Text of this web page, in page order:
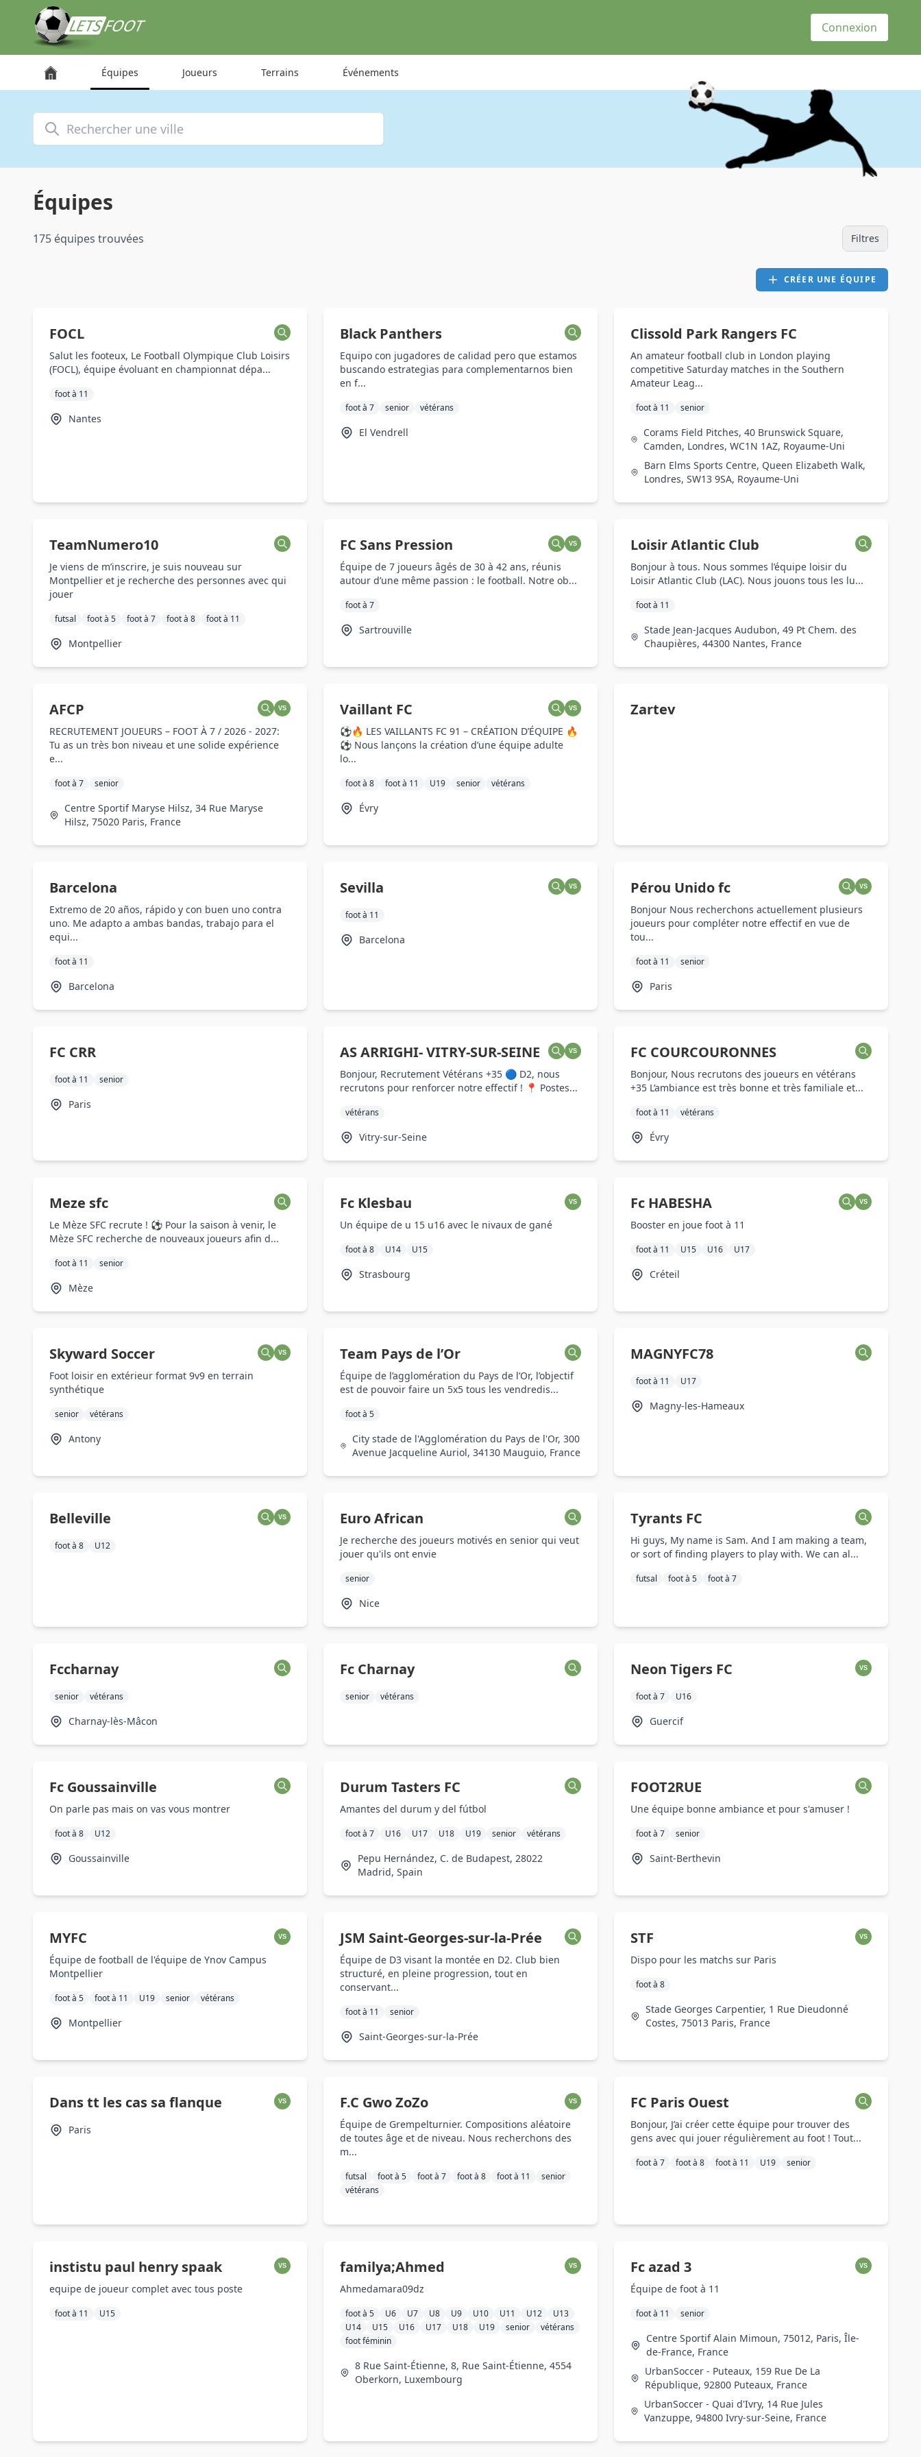
Connexion
Équipes Joueurs Terrains Événements
Rechercher une ville
Équipes
175 équipes trouvées Filtres
CRÉER UNE ÉQUIPE
FOCL
Salut les footeux, Le Football Olympique Club Loisirs
(FOCL), équipe évoluant en championnat dépa...
foot à 11
Nantes
Black Panthers
Equipo con jugadores de calidad pero que estamos
buscando estrategias para complementarnos bien
en f...
foot à 7 senior vétérans
El Vendrell
Clissold Park Rangers FC
An amateur football club in London playing
competitive Saturday matches in the Southern
Amateur Leag...
foot à 11 senior
Corams Field Pitches, 40 Brunswick Square,
Camden, Londres, WC1N 1AZ, Royaume-Uni
Barn Elms Sports Centre, Queen Elizabeth Walk,
Londres, SW13 9SA, Royaume-Uni
TeamNumero10
Je viens de m’inscrire, je suis nouveau sur
Montpellier et je recherche des personnes avec qui
jouer
futsal foot à 5 foot à 7 foot à 8 foot à 11
Montpellier
FC Sans Pression VS
Équipe de 7 joueurs âgés de 30 à 42 ans, réunis
autour d’une même passion : le football. Notre ob...
foot à 7
Sartrouville
Loisir Atlantic Club
Bonjour à tous. Nous sommes l’équipe loisir du
Loisir Atlantic Club (LAC). Nous jouons tous les lu...
foot à 11
Stade Jean-Jacques Audubon, 49 Pt Chem. des
Chaupières, 44300 Nantes, France
AFCP VS
RECRUTEMENT JOUEURS – FOOT À 7 / 2026 - 2027:
Tu as un très bon niveau et une solide expérience
e...
foot à 7 senior
Centre Sportif Maryse Hilsz, 34 Rue Maryse
Hilsz, 75020 Paris, France
Vaillant FC VS
⚽🔥 LES VAILLANTS FC 91 – CRÉATION D’ÉQUIPE 🔥
⚽ Nous lançons la création d’une équipe adulte
lo...
foot à 8 foot à 11 U19 senior vétérans
Évry
Zartev
Barcelona
Extremo de 20 años, rápido y con buen uno contra
uno. Me adapto a ambas bandas, trabajo para el
equi...
foot à 11
Barcelona
Sevilla VS
foot à 11
Barcelona
Pérou Unido fc VS
Bonjour Nous recherchons actuellement plusieurs
joueurs pour compléter notre effectif en vue de
tou...
foot à 11 senior
Paris
FC CRR
foot à 11 senior
Paris
AS ARRIGHI- VITRY-SUR-SEINE VS
Bonjour, Recrutement Vétérans +35 🔵 D2, nous
recrutons pour renforcer notre effectif ! 📍 Postes...
vétérans
Vitry-sur-Seine
FC COURCOURONNES
Bonjour, Nous recrutons des joueurs en vétérans
+35 L’ambiance est très bonne et très familiale et...
foot à 11 vétérans
Évry
Meze sfc
Le Mèze SFC recrute ! ⚽ Pour la saison à venir, le
Mèze SFC recherche de nouveaux joueurs afin d...
foot à 11 senior
Mèze
Fc Klesbau VS
Un équipe de u 15 u16 avec le nivaux de gané
foot à 8 U14 U15
Strasbourg
Fc HABESHA VS
Booster en joue foot à 11
foot à 11 U15 U16 U17
Créteil
Skyward Soccer VS
Foot loisir en extérieur format 9v9 en terrain
synthétique
senior vétérans
Antony
Team Pays de l’Or
Équipe de l’agglomération du Pays de l’Or, l’objectif
est de pouvoir faire un 5x5 tous les vendredis...
foot à 5
City stade de l'Agglomération du Pays de l'Or, 300
Avenue Jacqueline Auriol, 34130 Mauguio, France
MAGNYFC78
foot à 11 U17
Magny-les-Hameaux
Belleville VS
foot à 8 U12
Euro African
Je recherche des joueurs motivés en senior qui veut
jouer qu'ils ont envie
senior
Nice
Tyrants FC
Hi guys, My name is Sam. And I am making a team,
or sort of finding players to play with. We can al...
futsal foot à 5 foot à 7
Fccharnay
senior vétérans
Charnay-lès-Mâcon
Fc Charnay
senior vétérans
Neon Tigers FC VS
foot à 7 U16
Guercif
Fc Goussainville
On parle pas mais on vas vous montrer
foot à 8 U12
Goussainville
Durum Tasters FC
Amantes del durum y del fútbol
foot à 7 U16 U17 U18 U19 senior vétérans
Pepu Hernández, C. de Budapest, 28022
Madrid, Spain
FOOT2RUE
Une équipe bonne ambiance et pour s'amuser !
foot à 7 senior
Saint-Berthevin
MYFC VS
Équipe de football de l'équipe de Ynov Campus
Montpellier
foot à 5 foot à 11 U19 senior vétérans
Montpellier
JSM Saint-Georges-sur-la-Prée
Équipe de D3 visant la montée en D2. Club bien
structuré, en pleine progression, tout en
conservant...
foot à 11 senior
Saint-Georges-sur-la-Prée
STF VS
Dispo pour les matchs sur Paris
foot à 8
Stade Georges Carpentier, 1 Rue Dieudonné
Costes, 75013 Paris, France
Dans tt les cas sa flanque VS
Paris
F.C Gwo ZoZo VS
Équipe de Grempelturnier. Compositions aléatoire
de toutes âge et de niveau. Nous recherchons des
m...
futsal foot à 5 foot à 7 foot à 8 foot à 11
senior
vétérans
FC Paris Ouest
Bonjour, J’ai créer cette équipe pour trouver des
gens avec qui jouer régulièrement au foot ! Tout...
foot à 7 foot à 8 foot à 11 U19 senior
instistu paul henry spaak VS
equipe de joueur complet avec tous poste
foot à 11 U15
familya;Ahmed VS
Ahmedamara09dz
foot à 5 U6 U7 U8 U9 U10 U11 U12
U13
U14
U15 U16 U17 U18 U19 senior
vétérans
foot féminin
8 Rue Saint-Étienne, 8, Rue Saint-Étienne, 4554
Oberkorn, Luxembourg
Fc azad 3 VS
Équipe de foot à 11
foot à 11 senior
Centre Sportif Alain Mimoun, 75012, Paris, Île-
de-France, France
UrbanSoccer - Puteaux, 159 Rue De La
République, 92800 Puteaux, France
UrbanSoccer - Quai d'Ivry, 14 Rue Jules
Vanzuppe, 94800 Ivry-sur-Seine, France
Panneau de gestion des cookies